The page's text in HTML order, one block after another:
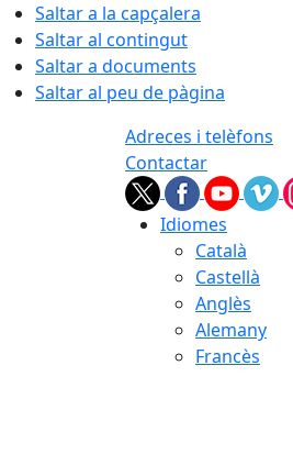
Saltar a la capçalera
Saltar al contingut
Saltar a documents
Saltar al peu de pàgina
Adreces i telèfons
Contactar
Idiomes
Català
Castellà
Anglès
Alemany
Francès